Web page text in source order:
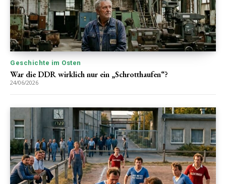
Geschichte im Osten
War die DDR wirklich nur ein „Schrotthaufen“?
24/06/2026